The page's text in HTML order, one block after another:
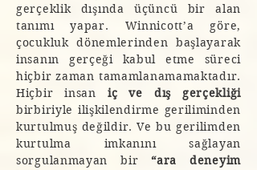
gerçeklik dışında üçüncü bir alan
tanımı yapar. Winnicott’a göre,
çocukluk dönemlerinden başlayarak
insanın gerçeği kabul etme süreci
hiçbir zaman tamamlanamamaktadır.
Hiçbir insan iç ve dış gerçekliği
birbiriyle ilişkilendirme geriliminden
kurtulmuş değildir. Ve bu gerilimden
kurtulma imkanını sağlayan
sorgulanmayan bir“ara deneyim